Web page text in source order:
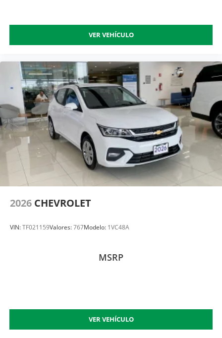
VER VEHÍCULO
2026 CHEVROLET
VIN:TF021159Valores:767Modelo: 1VC48A
MSRP
VER VEHÍCULO